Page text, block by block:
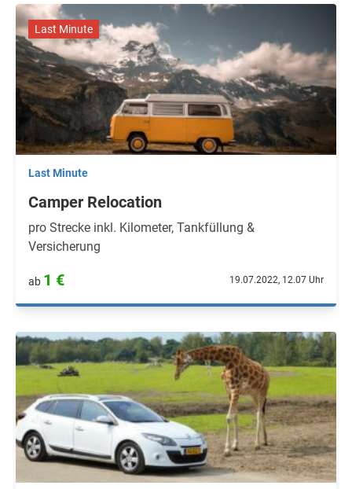
Last Minute
Last Minute
Camper Relocation
pro Strecke inkl. Kilometer, Tankfüllung &
Versicherung
ab 1 € 19.07.2022, 12.07 Uhr